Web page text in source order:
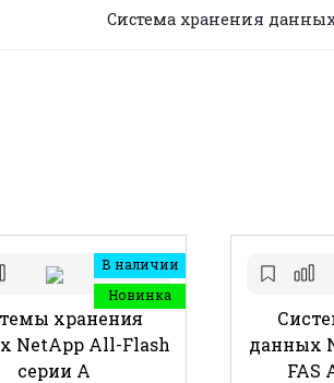
Система хранения
В наличии
Новинка
хранения
NetApp All-Flash
серии A
данных
FAS